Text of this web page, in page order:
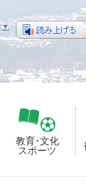
教育･文化
スポーツ
▼